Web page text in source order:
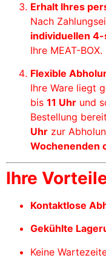
Erhalt Ihres
Nach
individuellen
Ihre MEAT-BOX.
Flexible
Ihre Ware liegt
bis 11 Uhr und
Bestellung
Uhr zur
Wochenenden
Ihre
Kontaktlose
Gekühlte
Keine